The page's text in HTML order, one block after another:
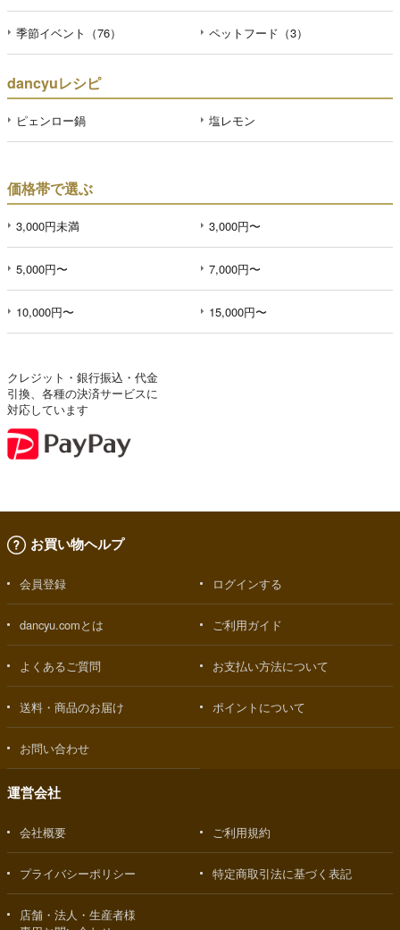
季節イベント（76） ペットフード（3）
dancyuレシピ
ピェンロー鍋 塩レモン
価格帯で選ぶ
3,000円未満 3,000円〜
5,000円〜 7,000円〜
10,000円〜 15,000円〜
クレジット・銀行振込・代金
引換、各種の決済サービスに
対応しています
お買い物ヘルプ
会員登録 ログインする
dancyu.comとは ご利用ガイド
よくあるご質問 お支払い方法について
送料・商品のお届け ポイントについて
お問い合わせ
運営会社
会社概要 ご利用規約
プライバシーポリシー 特定商取引法に基づく表記
店舗・法人・生産者様